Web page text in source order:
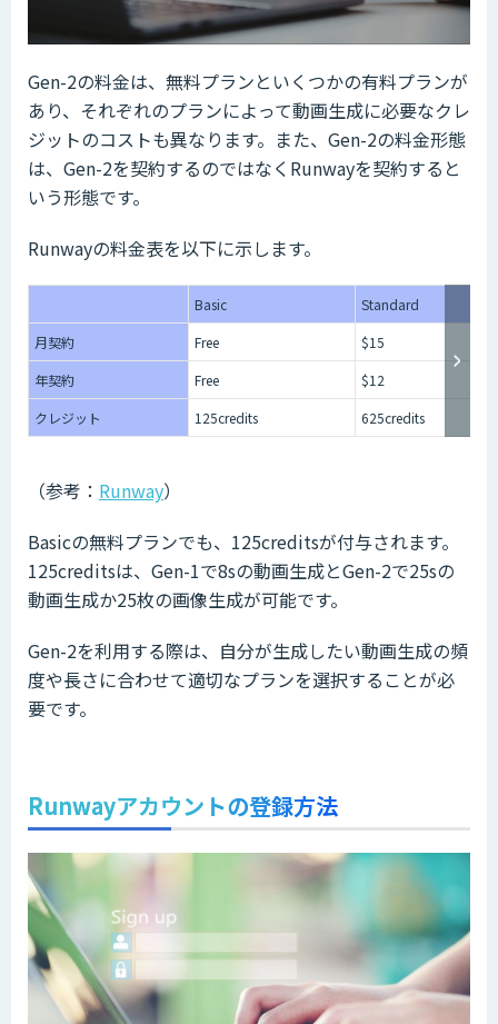
Gen-2の料金は、無料プランといくつかの有料プランが
あり、それぞれのプランによって動画生成に必要なクレ
ジットのコストも異なります。また、Gen-2の料金形態
は、Gen-2を契約するのではなくRunwayを契約すると
いう形態です。
Runwayの料金表を以下に示します。
Basic
Standard
月契約
Free
$15
年契約
Free
$12
クレジット
125credits 625credits
（参考： Runway）
Basicの無料プランでも、125creditsが付与されます。
125creditsは、Gen-1で8sの動画生成とGen-2で25sの
動画生成か25枚の画像生成が可能です。
Gen-2を利用する際は、自分が生成したい動画生成の頻
度や長さに合わせて適切なプランを選択することが必
要です。
Runwayアカウントの登録方法